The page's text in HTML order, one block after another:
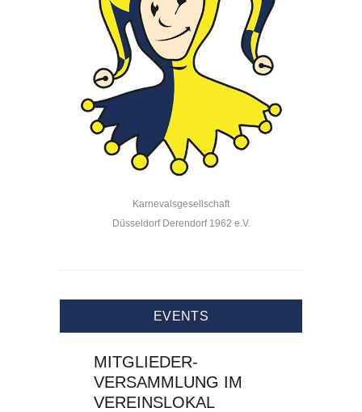
Karnevalsgesellschaft
Düsseldorf Derendorf 1962 e.V.
EVENTS
MITGLIEDER-
VERSAMMLUNG IM
VEREINSLOKAL